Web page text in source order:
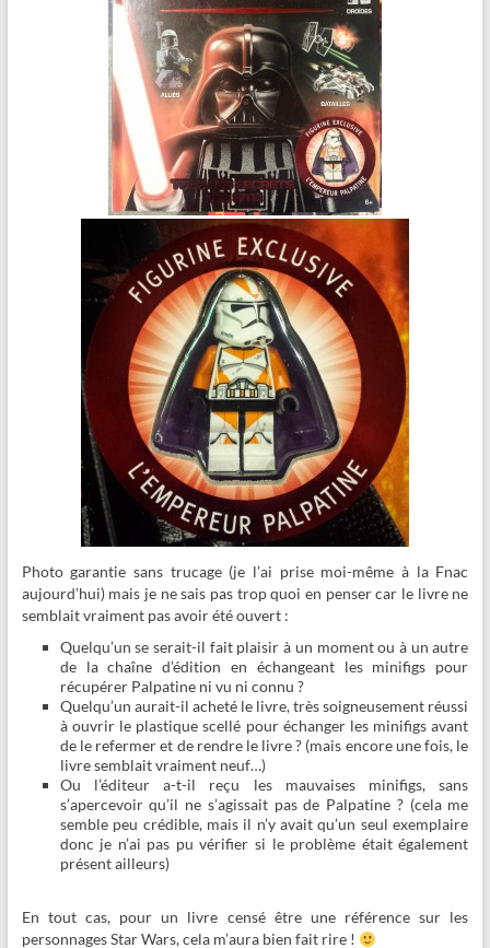
Photo garantie sans trucage (je l’ai prise moi-même à la Fnac
aujourd’hui) mais je ne sais pas trop quoi en penser car le livre ne
semblait vraiment pas avoir été ouvert :
Quelqu’un se serait-il fait plaisir à un moment ou à un autre
de la chaîne d’édition en échangeant les minifigs pour
récupérer Palpatine ni vu ni connu ?
Quelqu’un aurait-il acheté le livre, très soigneusement réussi
à ouvrir le plastique scellé pour échanger les minifigs avant
de le refermer et de rendre le livre ? (mais encore une fois, le
livre semblait vraiment neuf…)
Ou l’éditeur a-t-il reçu les mauvaises minifigs, sans
s’apercevoir qu’il ne s’agissait pas de Palpatine ? (cela me
semble peu crédible, mais il n’y avait qu’un seul exemplaire
donc je n’ai pas pu vérifier si le problème était également
présent ailleurs)
En tout cas, pour un livre censé être une référence sur les
personnages Star Wars, cela m’aura bien fait rire !